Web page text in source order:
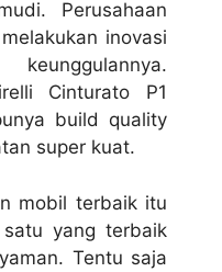
Perusahaan
inovasi
Cinturato P1
build quality
super kuat.
mobil terbaik itu
yang terbaik
Tentu saja